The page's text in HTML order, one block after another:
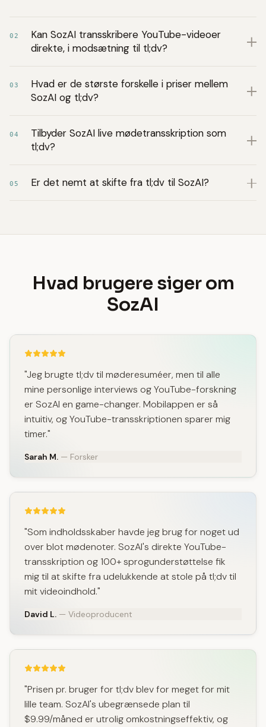
02
Kan SozAI transskribere YouTube-videoer
direkte, i modsætning til tl;dv?
03
Hvad er de største forskelle i priser mellem
SozAI og tl;dv?
04
Tilbyder SozAI live mødetransskription som
tl;dv?
05 Er det nemt at skifte fra tl;dv til SozAI?
Hvad brugere siger om
SozAI
"Jeg brugte tl;dv til møderesuméer, men til alle
mine personlige interviews og YouTube-forskning
er SozAI en game-changer. Mobilappen er så
intuitiv, og YouTube-transskriptionen sparer mig
timer."
Sarah M. — Forsker
"Som indholdsskaber havde jeg brug for noget ud
over blot mødenoter. SozAI's direkte YouTube-
transskription og 100+ sprogunderstøttelse fik
mig til at skifte fra udelukkende at stole på tl;dv til
mit videoindhold."
David L. — Videoproducent
"Prisen pr. bruger for tl;dv blev for meget for mit
lille team. SozAI's ubegrænsede plan til
$9.99/måned er utrolig omkostningseffektiv, og